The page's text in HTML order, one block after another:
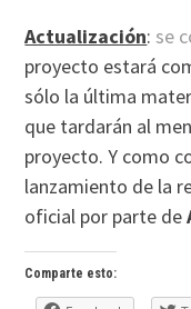
Actualización: se
proyecto estará
sólo la última
que tardarán al
proyecto. Y como
lanzamiento de la
oficial por parte de
Comparte esto: